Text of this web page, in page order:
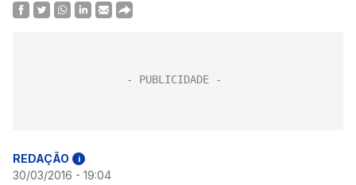
REDAÇÃO i
30/03/2016 - 19:04